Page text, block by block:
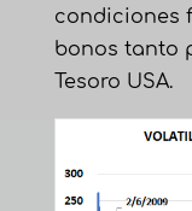
condiciones
bonos tanto
Tesoro USA.